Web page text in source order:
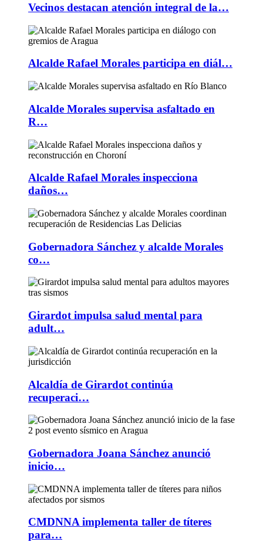
Vecinos destacan atención integral de la…
Alcalde Rafael Morales participa en diál…
Alcalde Morales supervisa asfaltado en
R…
Alcalde Rafael Morales inspecciona
daños…
Gobernadora Sánchez y alcalde Morales
co…
Girardot impulsa salud mental para
adult…
Alcaldía de Girardot continúa
recuperaci…
Gobernadora Joana Sánchez anunció
inicio…
CMDNNA implementa taller de títeres
para…